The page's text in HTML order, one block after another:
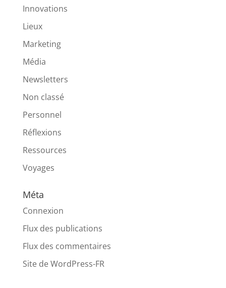
Innovations
Lieux
Marketing
Média
Newsletters
Non classé
Personnel
Réflexions
Ressources
Voyages
Méta
Connexion
Flux des publications
Flux des commentaires
Site de WordPress-FR